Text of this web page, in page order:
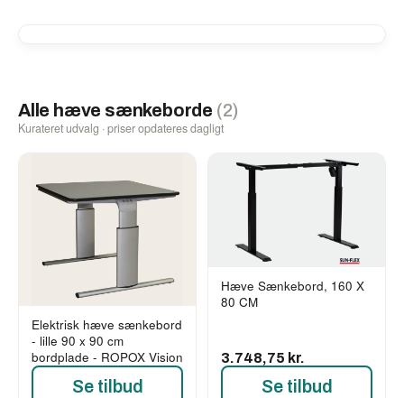
Alle hæve sænkeborde (2)
Kurateret udvalg · priser opdateres dagligt
Elektrisk hæve sænkebord
- lille 90 x 90 cm
bordplade - ROPOX Vision
Se tilbud
Hæve Sænkebord, 160 X
80 CM
3.748,75 kr.
Se tilbud